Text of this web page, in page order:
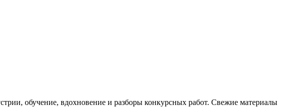
обучение, вдохновение и разборы конкурсных работ. Свежие материалы